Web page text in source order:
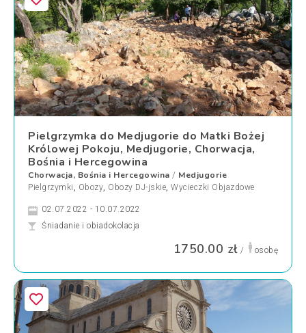
Pielgrzymka do Medjugorie do Matki Bożej
Królowej Pokoju, Medjugorie, Chorwacja,
Bośnia i Hercegowina
Chorwacja, Bośnia i Hercegowina / Medjugorie
Pielgrzymki , Obozy, Obozy DJ-jskie, Wycieczki Objazdowe
02.07.2022 - 10.07.2022
Śniadanie i obiadokolacja
1750.00 zł / osobę